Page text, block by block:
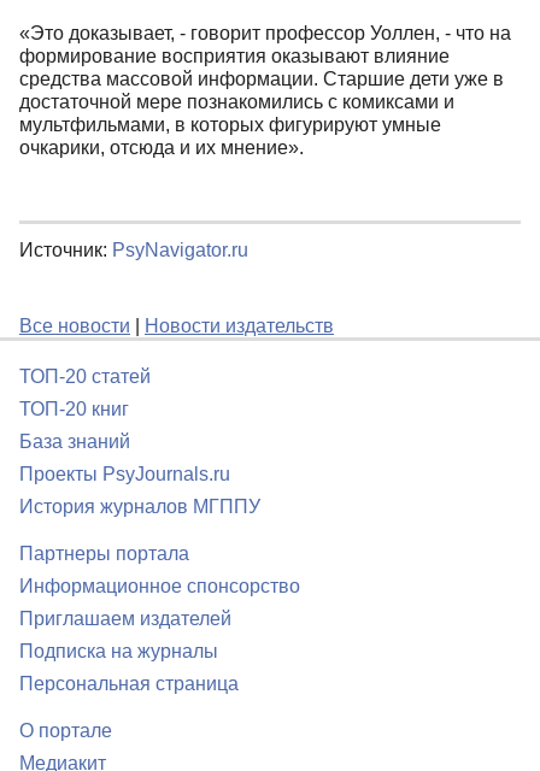
«Это доказывает, - говорит профессор Уоллен, - что на
формирование восприятия оказывают влияние
средства массовой информации. Старшие дети уже в
достаточной мере познакомились с комиксами и
мультфильмами, в которых фигурируют умные
очкарики, отсюда и их мнение».
Источник: PsyNavigator.ru
Все новости Новости издательств
ТОП-20 статей
ТОП-20 книг
База знаний
Проекты PsyJournals.ru
История журналов МГППУ
Партнеры портала
Информационное спонсорство
Приглашаем издателей
Подписка на журналы
Персональная страница
О портале
Медиакит